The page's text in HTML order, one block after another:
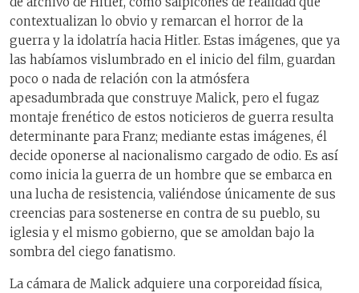
contextualizan lo obvio y remarcan el horror de la
guerra y la idolatría hacia Hitler. Estas imágenes, que ya
las habíamos vislumbrado en el inicio del film, guardan
poco o nada de relación con la atmósfera
apesadumbrada que construye Malick, pero el fugaz
montaje frenético de estos noticieros de guerra resulta
determinante para Franz; mediante estas imágenes, él
decide oponerse al nacionalismo cargado de odio. Es así
como inicia la guerra de un hombre que se embarca en
una lucha de resistencia, valiéndose únicamente de sus
creencias para sostenerse en contra de su pueblo, su
iglesia y el mismo gobierno, que se amoldan bajo la
sombra del ciego fanatismo.
La cámara de Malick adquiere una corporeidad física,